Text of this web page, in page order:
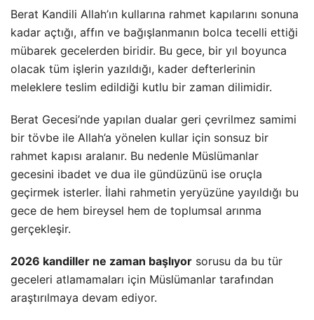
Berat Kandili Allah’ın kullarına rahmet kapılarını sonuna
kadar açtığı, affın ve bağışlanmanın bolca tecelli ettiği
mübarek gecelerden biridir. Bu gece, bir yıl boyunca
olacak tüm işlerin yazıldığı, kader defterlerinin
meleklere teslim edildiği kutlu bir zaman dilimidir.
Berat Gecesi’nde yapılan dualar geri çevrilmez samimi
bir tövbe ile Allah’a yönelen kullar için sonsuz bir
rahmet kapısı aralanır. Bu nedenle Müslümanlar
gecesini ibadet ve dua ile gündüzünü ise oruçla
geçirmek isterler. İlahi rahmetin yeryüzüne yayıldığı bu
gece de hem bireysel hem de toplumsal arınma
gerçekleşir.
2026 kandiller ne zaman başlıyor sorusu da bu tür
geceleri atlamamaları için Müslümanlar tarafından
araştırılmaya devam ediyor.